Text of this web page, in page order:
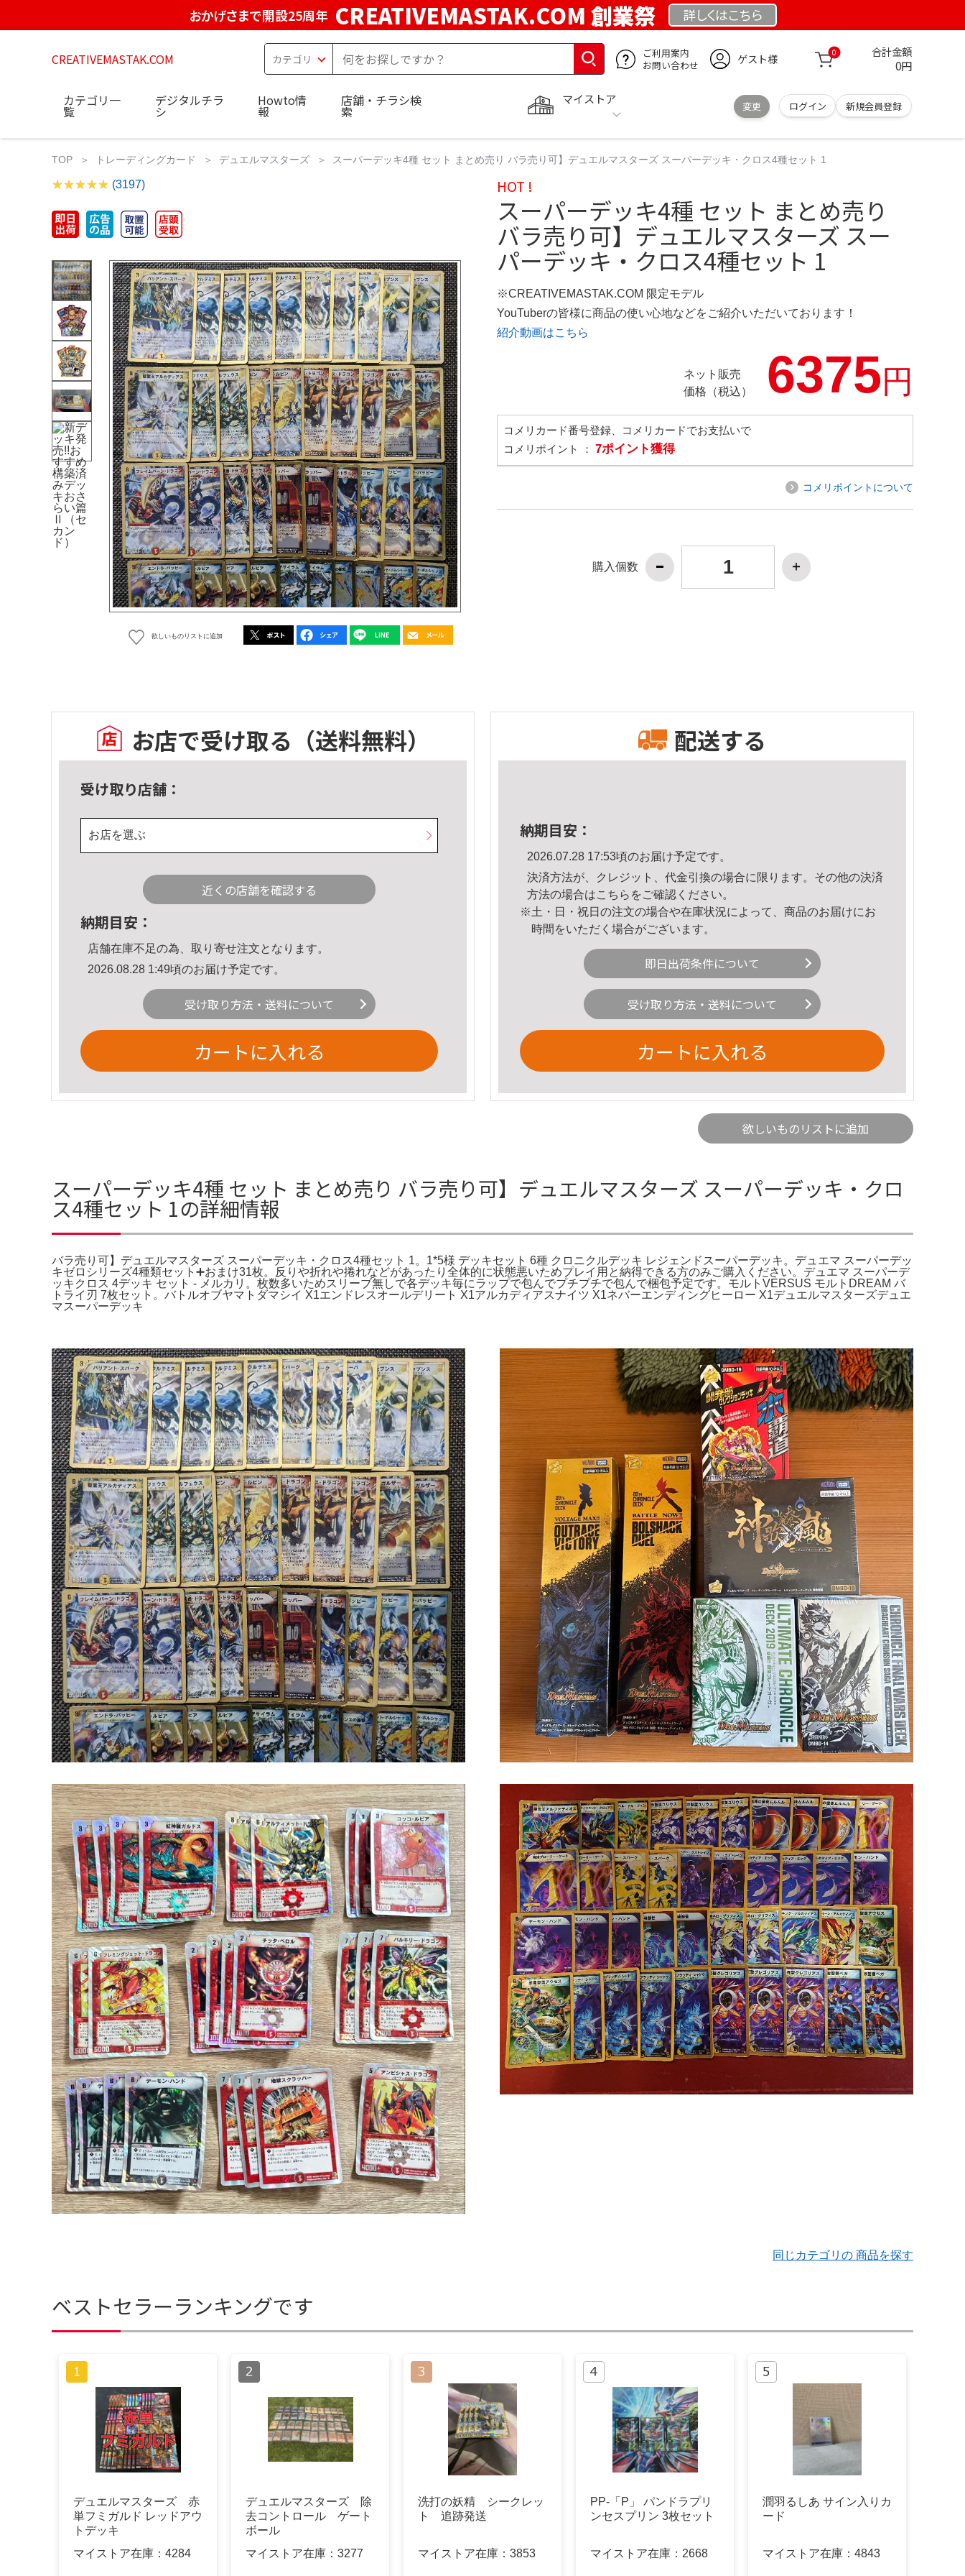
おかげさまで開設25周年 CREATIVEMASTAK.COM 創業祭 詳しくはこちら
CREATIVEMASTAK.COM
ご利用案内
お問い合わせ
ゲスト様 0 合計金額
0円
マイストア
変更 ログイン 新規会員登録
カテゴリ一
覧
デジタルチラ
シ
Howto情
報
店舗・チラシ検
索
TOP トレーディングカード デュエルマスターズ スーパーデッキ4種 セット まとめ売り バラ売り可】デュエルマスターズ スーパーデッキ・クロス4種セット 1
(3197)
欲しいものリストに追加
HOT !
スーパーデッキ4種 セット まとめ売り
バラ売り可】デュエルマスターズ スー
パーデッキ・クロス4種セット 1
※CREATIVEMASTAK.COM 限定モデル
YouTuberの皆様に商品の使い心地などをご紹介いただいております！
紹介動画はこちら
ネット販売
価格（税込）
6375円
コメリカード番号登録、コメリカードでお支払いで
コメリポイント ： 7ポイント獲得
コメリポイントについて
購入個数
お店で受け取る （送料無料）
受け取り店舗：
お店を選ぶ
近くの店舗を確認する
納期目安：
店舗在庫不足の為、取り寄せ注文となります。
2026.08.28 1:49頃のお届け予定です。
受け取り方法・送料について
カートに入れる
配送する
納期目安：
2026.07.28 17:53頃のお届け予定です。
決済方法が、クレジット、代金引換の場合に限ります。その他の決済
方法の場合はこちら をご確認ください。
※土・日・祝日の注文の場合や在庫状況によって、商品のお届けにお
時間をいただく場合がございます。
即日出荷条件について
受け取り方法・送料について
カートに入れる
欲しいものリストに追加
スーパーデッキ4種 セット まとめ売り バラ売り可】デュエルマスターズ スーパーデッキ・クロ
ス4種セット 1の詳細情報
バラ売り可】デュエルマスターズ スーパーデッキ・クロス4種セット 1。1*5様 デッキセット 6種 クロニクルデッキ レジェンドスーパーデッキ。デュエマ スーパーデッ
キゼロシリーズ4種類セット➕おまけ31枚。反りや折れや捲れなどがあったり全体的に状態悪いためプレイ用と納得できる方のみご購入ください。デュエマ スーパーデ
ッキクロス 4デッキ セット - メルカリ。枚数多いためスリーブ無しで各デッキ毎にラップで包んでプチプチで包んで梱包予定です。モルトVERSUS モルトDREAM バ
トライ刃 7枚セット。バトルオブヤマトダマシイ X1エンドレスオールデリート X1アルカディアスナイツ X1ネバーエンディングヒーロー X1デュエルマスターズデュエ
マスーパーデッキ
同じカテゴリの 商品を探す
ベストセラーランキングです
デュエルマスターズ 赤
単フミガルド レッドアウ
トデッキ
マイストア在庫： 4284
デュエルマスターズ 除
去コントロール ゲート
ボール
マイストア在庫： 3277
洗打の妖精 シークレッ
ト 追跡発送
マイストア在庫： 3853
PP-「P」 パンドラプリ
ンセスプリン 3枚セット
マイストア在庫： 2668
潤羽るしあ サイン入りカ
ード
マイストア在庫： 4843